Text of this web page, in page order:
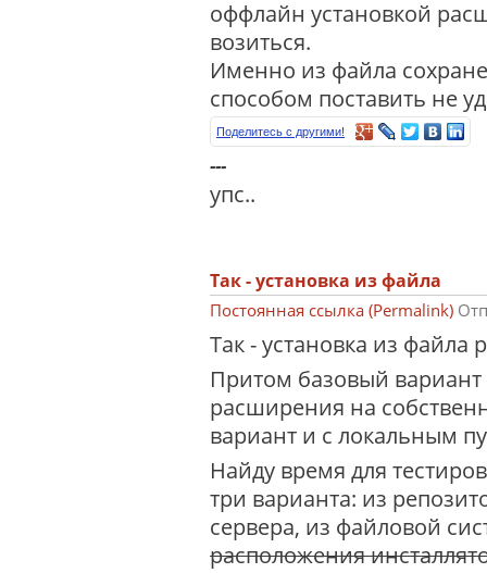
оффлайн установкой
возиться.
Именно из файла
способом поставить не
Поделитесь с другими!
---
упс..
Так - установка из файла
Постоянная ссылка (Permalink)
Так - установка из
Притом базовый
расширения на
вариант и с локальным
Найду время для
три варианта: из
сервера, из файловой
расположения